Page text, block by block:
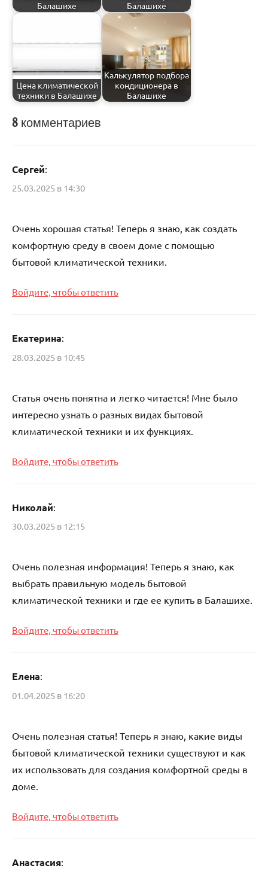
Балашихе
Балашихе
Цена климатической
техники в Балашихе
Калькулятор подбора
кондиционера в
Балашихе
8 комментариев
Сергей:
25.03.2025 в 14:30
Очень хорошая статья! Теперь я знаю, как создать
комфортную среду в своем доме с помощью
бытовой климатической техники.
Войдите, чтобы ответить
Екатерина:
28.03.2025 в 10:45
Статья очень понятна и легко читается! Мне было
интересно узнать о разных видах бытовой
климатической техники и их функциях.
Войдите, чтобы ответить
Николай:
30.03.2025 в 12:15
Очень полезная информация! Теперь я знаю, как
выбрать правильную модель бытовой
климатической техники и где ее купить в Балашихе.
Войдите, чтобы ответить
Елена:
01.04.2025 в 16:20
Очень полезная статья! Теперь я знаю, какие виды
бытовой климатической техники существуют и как
их использовать для создания комфортной среды в
доме.
Войдите, чтобы ответить
Анастасия: